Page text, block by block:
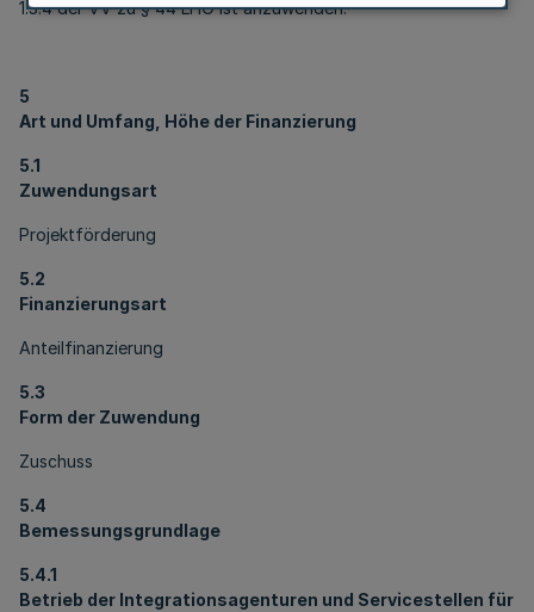
1.3.4 der VV zu § 44 LHO ist anzuwenden.
5
Art und Umfang, Höhe der Finanzierung
5.1
Zuwendungsart
Projektförderung
5.2
Finanzierungsart
Anteilfinanzierung
5.3
Form der Zuwendung
Zuschuss
5.4
Bemessungsgrundlage
5.4.1
Betrieb der Integrationsagenturen und Servicestellen für